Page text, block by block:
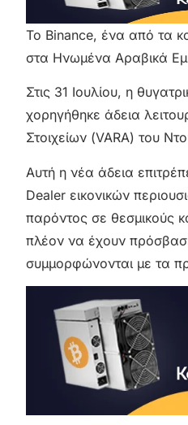
Το Binance, ένα από τα
στα Ηνωμένα Αραβικά
Στις 31 Ιουλίου, η
χορηγήθηκε άδεια
Στοιχείων (VARA) του
Αυτή η νέα άδεια
Dealer εικονικών
παρόντος σε θεσμικούς
πλέον να έχουν
συμμορφώνονται με τα